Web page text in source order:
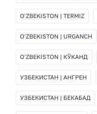
OʻZBEKISTON | TERMIZ
OʻZBEKISTON | URGANCH
OʻZBEKISTON | КЎКАНД
УЗБЕКИСТАН | АНГРЕН
УЗБЕКИСТАН | БЕКАБАД